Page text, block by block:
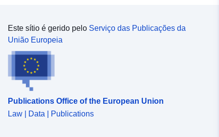
Este sítio é gerido pelo Serviço das Publicações da
União Europeia
Publications Office of the European Union
Law | Data | Publications